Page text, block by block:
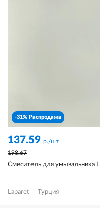
-31% Распродажа
137.59 р./шт
198.67
Смеситель для умывальника
Laparet Турция